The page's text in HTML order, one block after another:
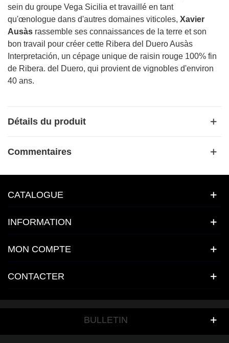
sein du groupe Vega Sicilia et travaillé en tant
qu'œnologue dans d'autres domaines viticoles, Xavier
Ausàs rassemble ses connaissances de la terre et son
bon travail pour créer cette Ribera del Duero Ausàs
Interpretación, un cépage unique de raisin rouge 100% fin
de Ribera. del Duero, qui provient de vignobles d'environ
40 ans.
Détails du produit
Commentaires
CATALOGUE
INFORMATION
MON COMPTE
CONTACTER
BULLETIN